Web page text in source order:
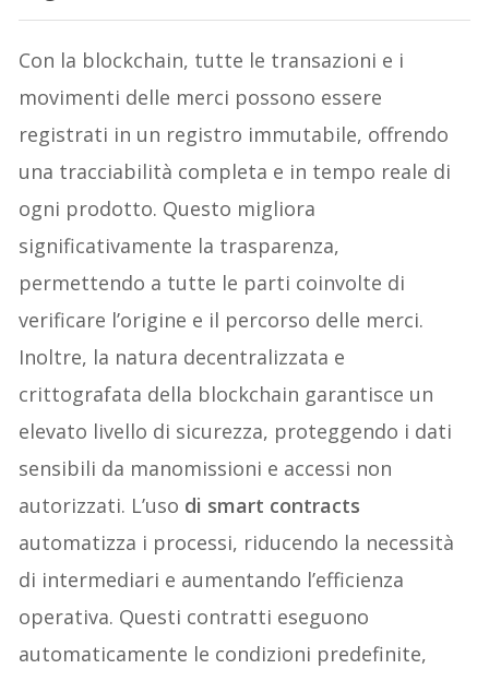
Con la blockchain, tutte le transazioni e i
movimenti delle merci possono essere
registrati in un registro immutabile, offrendo
una tracciabilità completa e in tempo reale di
ogni prodotto. Questo migliora
significativamente la trasparenza,
permettendo a tutte le parti coinvolte di
verificare l’origine e il percorso delle merci.
Inoltre, la natura decentralizzata e
crittografata della blockchain garantisce un
elevato livello di sicurezza, proteggendo i dati
sensibili da manomissioni e accessi non
autorizzati. L’uso di smart contracts
automatizza i processi, riducendo la necessità
di intermediari e aumentando l’efficienza
operativa. Questi contratti eseguono
automaticamente le condizioni predefinite,